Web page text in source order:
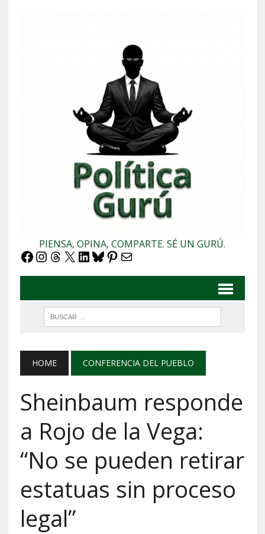
PIENSA, OPINA, COMPARTE. SÉ UN GURÚ.
Facebook
Instagram
Threads
X LinkedIn
Bluesky
Pinterest
Correo electrónico
HOME CONFERENCIA DEL PUEBLO
Sheinbaum responde
a Rojo de la Vega:
“No se pueden retirar
estatuas sin proceso
legal”